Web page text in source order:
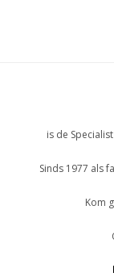
is de
Sinds 1977 als
Kom